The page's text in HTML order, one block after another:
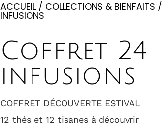
ACCUEIL / COLLECTIONS & BIENFAITS /
INFUSIONS
Coffret 24
infusions
COFFRET DÉCOUVERTE ESTIVAL
12 thés et 12 tisanes à découvrir